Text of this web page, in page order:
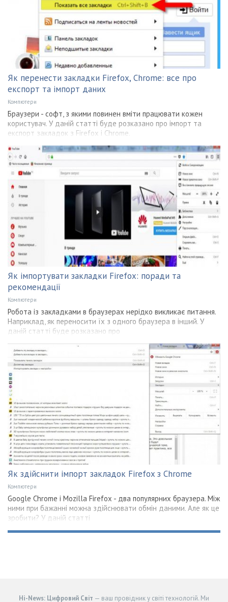
Як перенести закладки Firefox, Chrome: все про
експорт та імпорт даних
Компютери
Браузери - софт, з якими повинен вміти працювати кожен
користувач. У даній статті буде розказано про імпорт та
експорт закладок з Firefox і Chrome.
Як імпортувати закладки Firefox: поради та
рекомендації
Компютери
Робота із закладками в браузерах нерідко викликає питання.
Наприклад, як переносити їх з одного браузера в інший. У
даній статті буде розказано про
Як здійснити імпорт закладок Firefox з Chrome
Компютери
Google Chrome і Mozilla Firefox - два популярних браузера. Між
ними при бажанні можна здійснювати обмін даними. Але як це
зробити? У даній статті
Hi-News: Цифровий Світ — ваш провідник у світі технологій. Ми